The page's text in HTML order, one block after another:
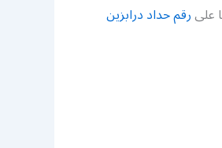
علىرقم حداد درابزين